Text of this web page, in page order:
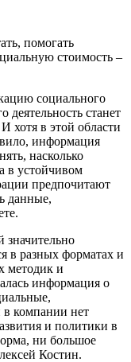
помогать
стоимость –
социального
деятельность станет
хотя в этой области
информация
насколько
в устойчивом
предпочитают
данные,
в разных форматах и
методик и
информация о
в компании нет
и политики в
ни большое
Костин.